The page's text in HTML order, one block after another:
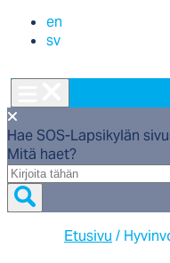
en
sv
Hae SOS-Lapsikylän
Mitä haet?
Mitä
haet?
Etusivu /